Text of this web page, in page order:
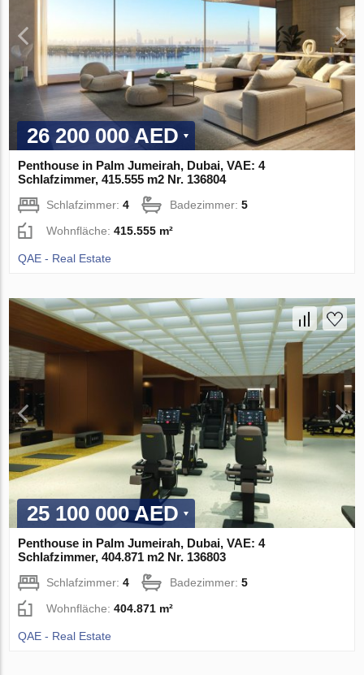
26 200 000 AED
Penthouse in Palm Jumeirah, Dubai, VAE: 4
Schlafzimmer, 415.555 m2 Nr. 136804
Schlafzimmer:4 Badezimmer:5
Wohnfläche:415.555 m²
QAE - Real Estate
25 100 000 AED
Penthouse in Palm Jumeirah, Dubai, VAE: 4
Schlafzimmer, 404.871 m2 Nr. 136803
Schlafzimmer:4 Badezimmer:5
Wohnfläche:404.871 m²
QAE - Real Estate